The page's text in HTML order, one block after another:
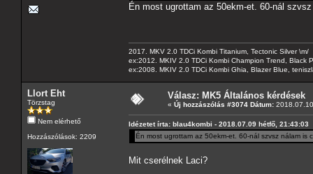
Én most ugrottam az 50ekm-et. 60-nál
2017. MKV 2.0 TDCi Kombi Titanium, Tectonic Silver \m/
ex:2012. MKIV 2.0 TDCi Kombi Champion Trend, Black
ex:2008. MKIV 2.0 TDCi Kombi Ghia, Blazer Blue,
Llort Eht
Törzstag
Nem elérhető
Hozzászólások: 2209
Válasz: MK5 Általános kérdések
« Új hozzászólás #3074 Dátum:
Idézetet írta: blau4kombi - 2018.07.09 hétfő, 21:43:03
Én most ugrottam az 50ekm-et. 60-nál szvsz nálam is
Mit cserélnek Laci?